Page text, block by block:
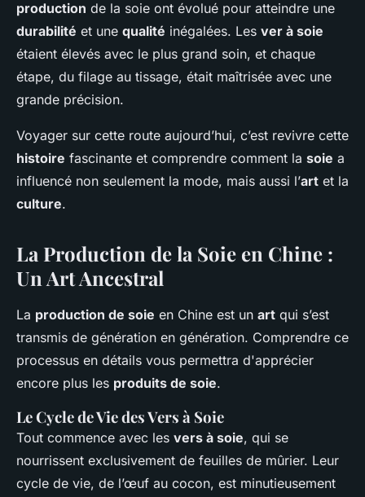
production de la soie ont évolué pour atteindre une
durabilité et une qualité inégalées. Les ver à soie
étaient élevés avec le plus grand soin, et chaque
étape, du filage au tissage, était maîtrisée avec une
grande précision.
Voyager sur cette route aujourd’hui, c’est revivre cette
histoire fascinante et comprendre comment la soie a
influencé non seulement la mode, mais aussi l’art et la
culture.
La Production de la Soie en Chine :
Un Art Ancestral
La production de soie en Chine est un art qui s’est
transmis de génération en génération. Comprendre ce
processus en détails vous permettra d'apprécier
encore plus les produits de soie.
Le Cycle de Vie des Vers à Soie
Tout commence avec les vers à soie, qui se
nourrissent exclusivement de feuilles de mûrier. Leur
cycle de vie, de l’œuf au cocon, est minutieusement